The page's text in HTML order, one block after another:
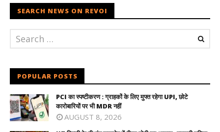
SEARCH NEWS ON REVOI
POPULAR POSTS
PCI का स्पष्टीकरण : ग्राहकों के लिए मुफ्त रहेगा UPI, छोटे
कारोबारियों पर भी MDR नहीं
AUGUST 8, 2026